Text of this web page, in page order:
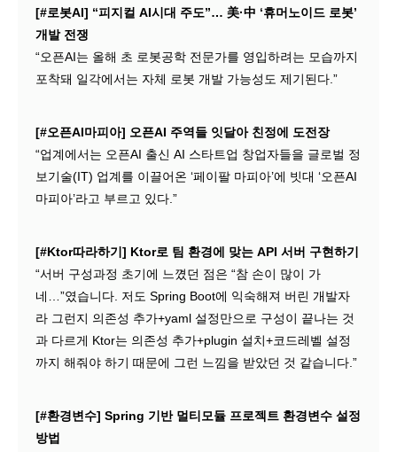
[#로봇AI] “피지컬 AI시대 주도”… 美·中 ‘휴머노이드 로봇’
개발 전쟁
“오픈AI는 올해 초 로봇공학 전문가를 영입하려는 모습까지
포착돼 일각에서는 자체 로봇 개발 가능성도 제기된다.”
[#오픈AI마피아] 오픈AI 주역들 잇달아 친정에 도전장
“업계에서는 오픈AI 출신 AI 스타트업 창업자들을 글로벌 정
보기술(IT) 업계를 이끌어온 ‘페이팔 마피아’에 빗대 ‘오픈AI
마피아’라고 부르고 있다.”
[#Ktor따라하기] Ktor로 팀 환경에 맞는 API 서버 구현하기
“서버 구성과정 초기에 느꼈던 점은 “참 손이 많이 가
네…”였습니다. 저도 Spring Boot에 익숙해져 버린 개발자
라 그런지 의존성 추가+yaml 설정만으로 구성이 끝나는 것
과 다르게 Ktor는 의존성 추가+plugin 설치+코드레벨 설정
까지 해줘야 하기 때문에 그런 느낌을 받았던 것 같습니다.”
[#환경변수] Spring 기반 멀티모듈 프로젝트 환경변수 설정
방법